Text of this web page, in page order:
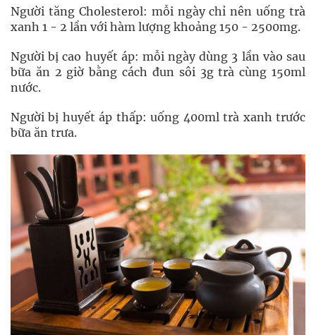
Người tăng Cholesterol: mỗi ngày chỉ nên uống trà
xanh 1 - 2 lần với hàm lượng khoảng 150 - 2500mg.
Người bị cao huyết áp: mỗi ngày dùng 3 lần vào sau
bữa ăn 2 giờ bằng cách đun sôi 3g trà cùng 150ml
nước.
Người bị huyết áp thấp: uống 400ml trà xanh trước
bữa ăn trưa.